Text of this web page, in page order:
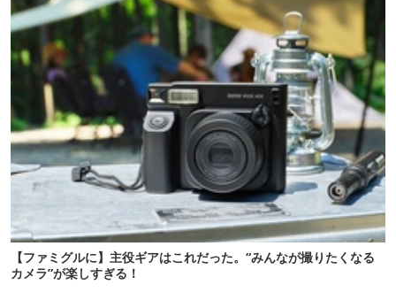
【ファミグルに】主役ギアはこれだった。“みんなが撮りたくなる
カメラ”が楽しすぎる！